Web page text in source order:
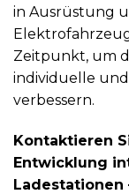
in Ausrüstung
Zeitpunkt, um
individuelle
verbessern.
Kontaktieren
Entwicklung
Ladestationen